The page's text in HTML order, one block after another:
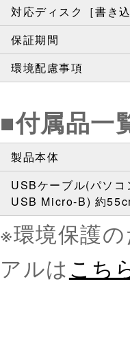
対応ディスク［書き
保証期間
環境配慮事項
■付属品一
製品本体
USBケーブル(パソ
USB Micro-B) 約
※環境保護
アルはこち